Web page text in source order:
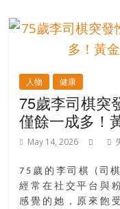
人物 健康
75歲李司棋突
僅餘一成多！
May 14, 2026
75歲的李司棋 (司
經常在社交平台與
感覺的她，原來飽